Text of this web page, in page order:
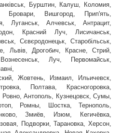
Бурштин, Калуш, Коломия,
Бровари, Вишгород, Прип'ять,
Луганськ, Алчевськ, Антрацит,
Красний Луч, Лисичанськ,
Сєвєродонецьк, Старобільськ,
Львів, Дрогобич, Красне, Стрий,
Луч, Первомайськ,
Жовтень, Измаил, Ильичевск,
Полтава, Красногоровка,
Антополь, Кузнецовск, Сумы,
Ромны, Шостка, Тернополь,
Змиёв, Изюм, Кегичёвка,
Подворки, Тарановка, Херсон,